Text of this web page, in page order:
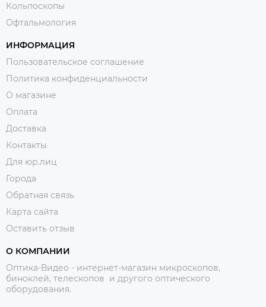
Кольпоскопы
Офтальмология
ИНФОРМАЦИЯ
Пользовательское соглашение
Политика конфиденциальности
О магазине
Оплата
Доставка
Контакты
Для юр.лиц
Города
Обратная связь
Карта сайта
Оставить отзыв
О КОМПАНИИ
Оптика-Видео - интернет-магазин микроскопов,
биноклей, телескопов и другого оптического
оборудования.